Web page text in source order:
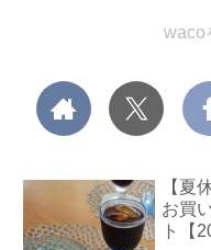
waco
【夏
お買
ト【